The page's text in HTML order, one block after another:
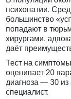
психопатии.
большинство
попадают в
хирургами,
даёт
Тест на
оценивает 20
диагноза — 30 из
специалист.